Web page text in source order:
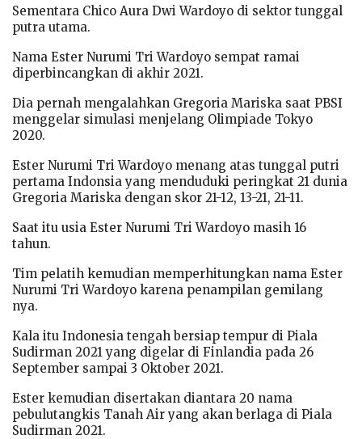
Sementara Chico Aura Dwi Wardoyo di sektor tunggal
putra utama.
Nama Ester Nurumi Tri Wardoyo sempat ramai
diperbincangkan di akhir 2021.
Dia pernah mengalahkan Gregoria Mariska saat PBSI
menggelar simulasi menjelang Olimpiade Tokyo
2020.
Ester Nurumi Tri Wardoyo menang atas tunggal putri
pertama Indonsia yang menduduki peringkat 21 dunia
Gregoria Mariska dengan skor 21-12, 13-21, 21-11.
Saat itu usia Ester Nurumi Tri Wardoyo masih 16
tahun.
Tim pelatih kemudian memperhitungkan nama Ester
Nurumi Tri Wardoyo karena penampilan gemilang
nya.
Kala itu Indonesia tengah bersiap tempur di Piala
Sudirman 2021 yang digelar di Finlandia pada 26
September sampai 3 Oktober 2021.
Ester kemudian disertakan diantara 20 nama
pebulutangkis Tanah Air yang akan berlaga di Piala
Sudirman 2021.